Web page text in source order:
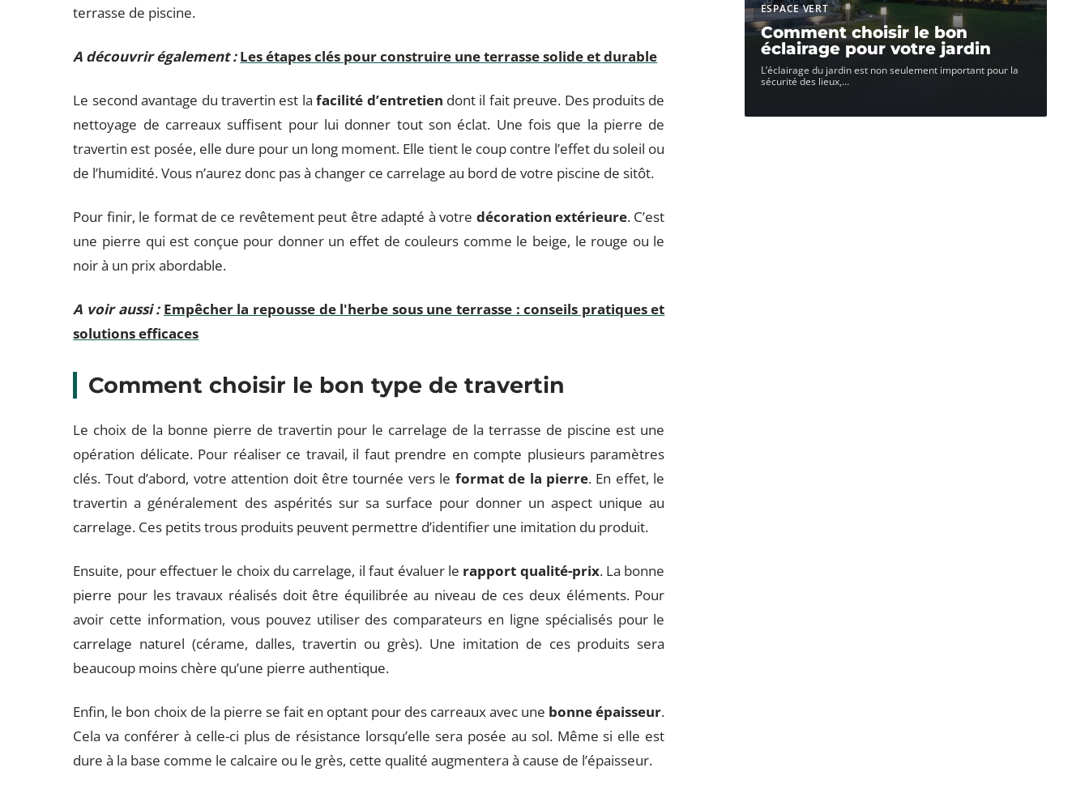
terrasse de piscine.
A découvrir également : Les étapes clés pour construire une terrasse solide et durable
Le second avantage du travertin est lafacilité d’entretien dont il fait preuve. Des produits de
nettoyage de carreaux suffisent pour lui donner tout son éclat. Une fois que la pierre de
travertin est posée, elle dure pour un long moment. Elle tient le coup contre l’effet du soleil ou
de l’humidité. Vous n’aurez donc pas à changer ce carrelage au bord de votre piscine de sitôt.
Pour finir, le format de ce revêtement peut être adapté à votre décoration extérieure. C’est
une pierre qui est conçue pour donner un effet de couleurs comme le beige, le rouge ou le
noir à un prix abordable.
A voir aussi : Empêcher la repousse de l'herbe sous une terrasse : conseils pratiques et
solutions efficaces
Comment choisir le bon type de travertin
Le choix de la bonne pierre de travertin pour le carrelage de la terrasse de piscine est une
opération délicate. Pour réaliser ce travail, il faut prendre en compte plusieurs paramètres
clés. Tout d’abord, votre attention doit être tournée vers le format de la pierre. En effet, le
travertin a généralement des aspérités sur sa surface pour donner un aspect unique au
carrelage. Ces petits trous produits peuvent permettre d’identifier une imitation du produit.
Ensuite, pour effectuer le choix du carrelage, il faut évaluer le rapport qualité-prix. La bonne
pierre pour les travaux réalisés doit être équilibrée au niveau de ces deux éléments. Pour
avoir cette information, vous pouvez utiliser des comparateurs en ligne spécialisés pour le
carrelage naturel (cérame, dalles, travertin ou grès). Une imitation de ces produits sera
beaucoup moins chère qu’une pierre authentique.
Enfin, le bon choix de la pierre se fait en optant pour des carreaux avec une bonne épaisseur.
Cela va conférer à celle-ci plus de résistance lorsqu’elle sera posée au sol. Même si elle est
dure à la base comme le calcaire ou le grès, cette qualité augmentera à cause de l’épaisseur.
ESPACE VERT
Comment choisir le bon
éclairage pour votre jardin
L’éclairage du jardin est non seulement important pour la
sécurité des lieux,…